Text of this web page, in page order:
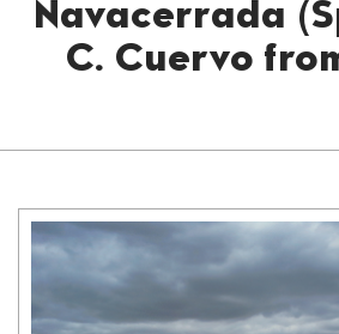
Navacerrada
C. Cuervo